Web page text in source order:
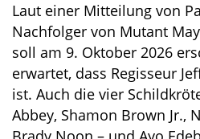
Laut einer Mitteilung von
Nachfolger von Mutant
soll am 9. Oktober 2026
erwartet, dass Regisseur
ist. Auch die vier
Abbey, Shamon Brown Jr.,